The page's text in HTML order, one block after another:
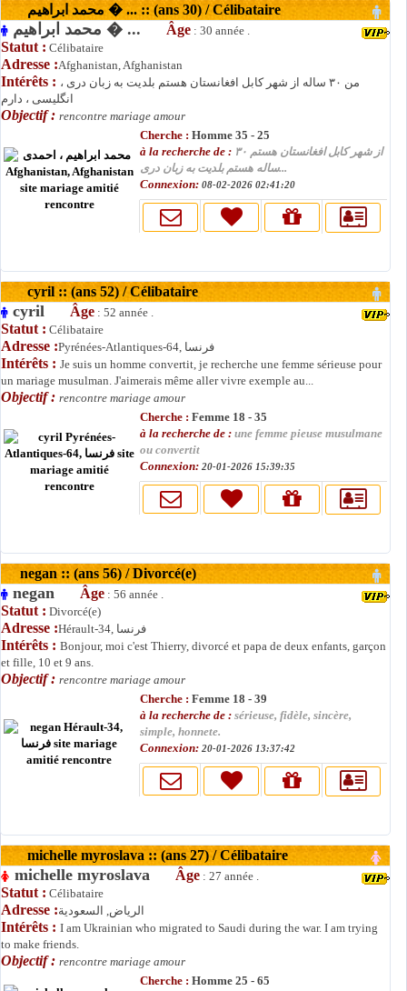
محمد ابراهیم � ... :: (ans 30) / Célibataire
محمد ابراهیم � ... Âge : 30 année .
Statut : Célibataire
Adresse :Afghanistan, Afghanistan
Intérêts : من ۳۰ ساله از شهر کابل افغانستان هستم بلدیت به زبان دری ،
انگلیسی ، دارم
Objectif : rencontre mariage amour
Cherche : Homme 35 - 25
à la recherche de : از شهر کابل افغانستان هستم ۳۰
ساله هستم بلدیت به زبان دری...
Connexion: 08-02-2026 02:41:20
cyril :: (ans 52) / Célibataire
cyril Âge : 52 année .
Statut : Célibataire
Adresse : Pyrénées-Atlantiques-64, فرنسا
Intérêts : Je suis un homme convertit, je recherche une femme sérieuse pour
un mariage musulman. J'aimerais même aller vivre exemple au...
Objectif : rencontre mariage amour
Cherche : Femme 18 - 35
à la recherche de : une femme pieuse musulmane
ou convertit
Connexion: 20-01-2026 15:39:35
negan :: (ans 56) / Divorcé(e)
negan Âge : 56 année .
Statut : Divorcé(e)
Adresse : Hérault-34, فرنسا
Intérêts : Bonjour, moi c'est Thierry, divorcé et papa de deux enfants, garçon
et fille, 10 et 9 ans.
Objectif : rencontre mariage amour
Cherche : Femme 18 - 39
à la recherche de : sérieuse, fidèle, sincère,
simple, honnete.
Connexion: 20-01-2026 13:37:42
michelle myroslava :: (ans 27) / Célibataire
michelle myroslava Âge : 27 année .
Statut : Célibataire
Adresse :الرياض, السعودية
Intérêts : I am Ukrainian who migrated to Saudi during the war. I am trying
to make friends.
Objectif : rencontre mariage amour
Cherche : Homme 25 - 65